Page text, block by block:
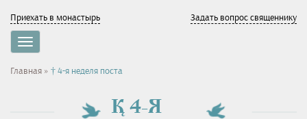
Приехать в монастырь Задать вопрос священнику
Toggle
navigation
Вы
Главная » † 4-я неделя поста
† 4-Я